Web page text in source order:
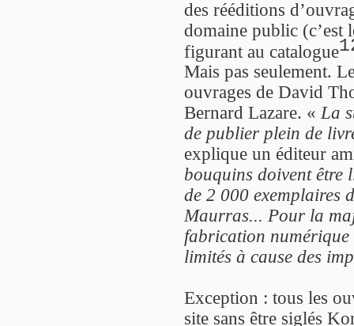
des rééditions
domaine public (c’est
figurant au catalogue
Mais pas seulement.
ouvrages de David
Bernard Lazare. «La
de publier plein de
explique un éditeur
bouquins doivent être
de 2 000 exemplaires
Maurras... Pour la
fabrication numérique
limités à cause des
Exception : tous les
site sans être siglés